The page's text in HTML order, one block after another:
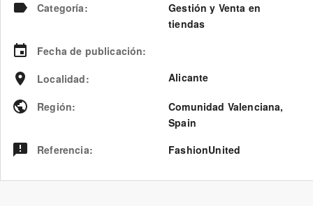
Categoría:
Gestión y Venta en
tiendas
Fecha de publicación:
Localidad: Alicante
Región: Comunidad Valenciana,
Spain
Referencia: FashionUnited